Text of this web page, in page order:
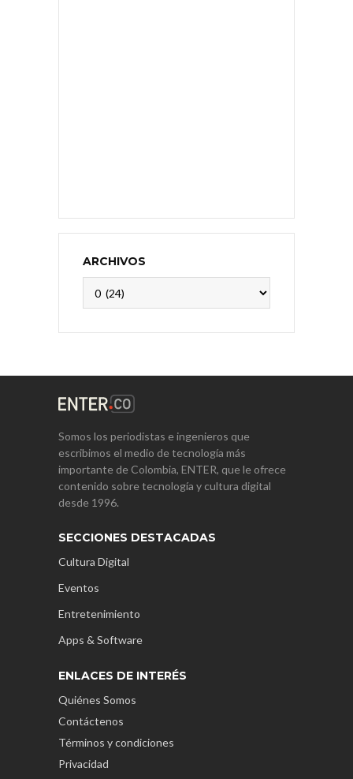
ARCHIVOS
Somos los periodistas e ingenieros que
escribimos el medio de tecnología más
importante de Colombia, ENTER, que le ofrece
contenido sobre tecnología y cultura digital
desde 1996.
SECCIONES DESTACADAS
Cultura Digital
Eventos
Entretenimiento
Apps & Software
ENLACES DE INTERÉS
Quiénes Somos
Contáctenos
Términos y condiciones
Privacidad